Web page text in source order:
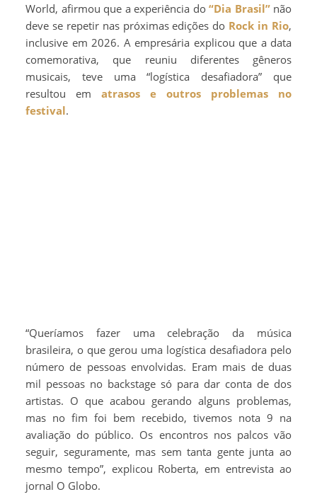
World, afirmou que a experiência do “Dia Brasil”não
deve se repetir nas próximas edições do Rock in Rio,
inclusive em 2026. A empresária explicou que a data
comemorativa, que reuniu diferentes gêneros
musicais, teve uma “logística desafiadora” que
resultou em atrasos e outros problemas no
festival.
“Queríamos fazer uma celebração da música
brasileira, o que gerou uma logística desafiadora pelo
número de pessoas envolvidas. Eram mais de duas
mil pessoas no backstage só para dar conta de dos
artistas. O que acabou gerando alguns problemas,
mas no fim foi bem recebido, tivemos nota 9 na
avaliação do público. Os encontros nos palcos vão
seguir, seguramente, mas sem tanta gente junta ao
mesmo tempo”, explicou Roberta, em entrevista ao
jornal O Globo.